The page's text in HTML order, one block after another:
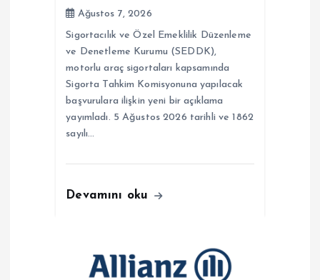
Ağustos 7, 2026
Sigortacılık ve Özel Emeklilik Düzenleme
ve Denetleme Kurumu (SEDDK),
motorlu araç sigortaları kapsamında
Sigorta Tahkim Komisyonuna yapılacak
başvurulara ilişkin yeni bir açıklama
yayımladı. 5 Ağustos 2026 tarihli ve 1862
sayılı…
Devamını oku